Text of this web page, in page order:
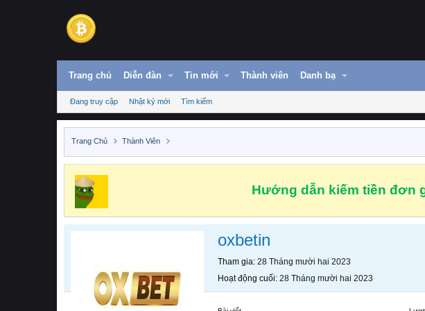
Trang chủ Diễn đàn Tin mới Thành viên Danh bạ
Đang truy cập Nhật ký mới Tìm kiếm
Trang Chủ Thành Viên
Hướng dẫn kiếm tiền đơn
oxbetin
Tham gia 28 Tháng mười hai 2023
Hoạt động cuối 28 Tháng mười hai 2023